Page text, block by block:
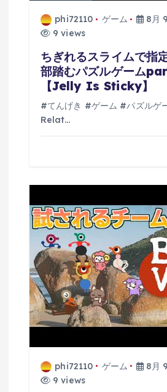
phi72110 ゲーム
8月
9 views
ちぎれるスライムで指
部踏むパズルゲーム
【Jelly Is Sticky】
#てんげき #ゲーム #パズルゲ
Relat…
phi72110 ゲーム
8月
9 views